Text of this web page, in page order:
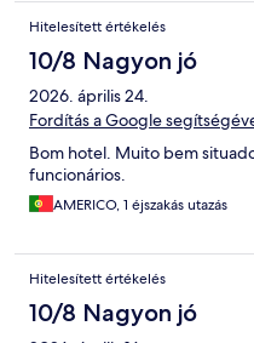
Hitelesített értékelés
10/8 Nagyon jó
2026. április 24.
Fordítás a Google
Bom hotel. Muito bem
funcionários.
AMERICO, 1 éjszakás utazás
Hitelesített értékelés
10/8 Nagyon jó